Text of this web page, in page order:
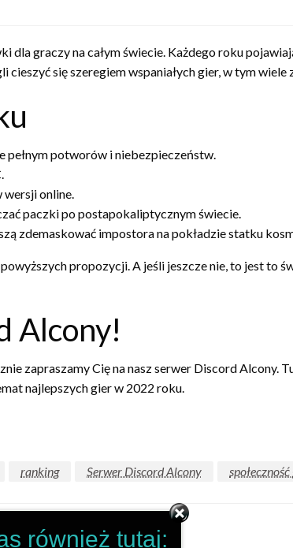
graczy na całym świecie. Każdego roku
się szeregiem wspaniałych gier, w tym wiele
pełnym potworów i niebezpieczeństw.
wersji online.
paczki po postapokaliptycznym świecie.
zdemaskować impostora na pokładzie statku
propozycji. A jeśli jeszcze nie, to jest to
Alcony!
zapraszamy Cię na nasz serwer Discord Alcony.
najlepszych gier w 2022 roku.
ranking Serwer Discord Alcony
również tutaj: